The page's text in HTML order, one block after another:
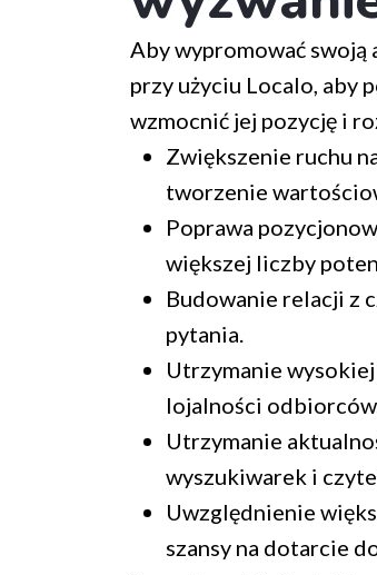
Aby wypromować swoją
przy użyciu Localo, aby
wzmocnić jej pozycję i
Zwiększenie ruchu
tworzenie
Poprawa
większej liczby
Budowanie relacji z
pytania.
Utrzymanie
lojalności
Utrzymanie
wyszukiwarek i
Uwzględnienie
szansy na dotarcie